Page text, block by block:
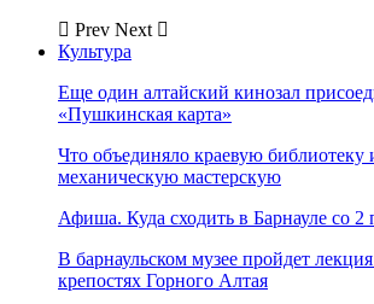
Prev Next
Культура
Еще один алтайский кинозал
«Пушкинская карта»
Что объединяло краевую библиотеку
механическую мастерскую
Афиша. Куда сходить в Барнауле со 2
В барнаульском музее пройдет
крепостях Горного Алтая